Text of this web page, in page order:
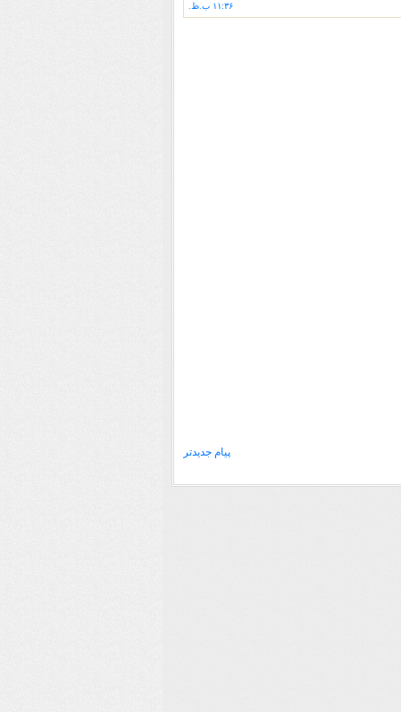
۱۱:۳۶ ب.ظ.
پیام جدیدتر